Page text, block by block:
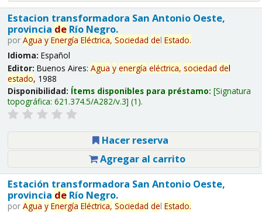
Estacion transformadora San Antonio Oeste,
provincia deRío Negro.
por Agua y Energía Eléctrica, Sociedad del Estado.
Idioma: Español
Editor: Buenos Aires: Agua y energía eléctrica, sociedad del
estado, 1988
Disponibilidad: Ítems disponibles para préstamo: Signatura
topográfica: 621.374.5/A282/v.3 (1).
Hacer reserva
Agregar al carrito
Estación transformadora San Antonio Oeste,
provincia deRío Negro.
por Agua y Energía Eléctrica, Sociedad del Estado.